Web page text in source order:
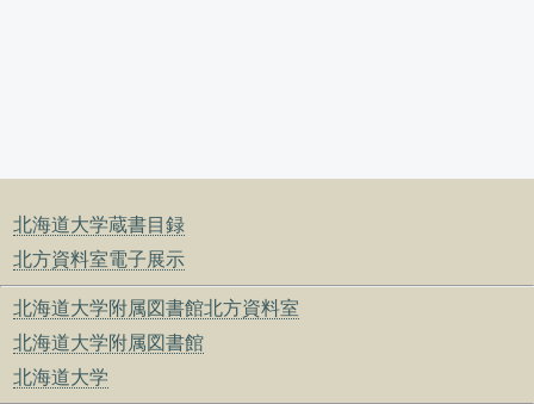
北海道大学蔵書目録
北方資料室電子展示
北海道大学附属図書館北方資料室
北海道大学附属図書館
北海道大学